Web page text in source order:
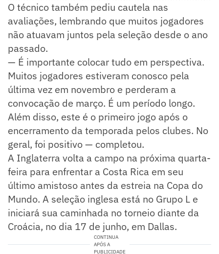
O técnico também pediu cautela nas
avaliações, lembrando que muitos jogadores
não atuavam juntos pela seleção desde o ano
passado.
— É importante colocar tudo em perspectiva.
Muitos jogadores estiveram conosco pela
última vez em novembro e perderam a
convocação de março. É um período longo.
Além disso, este é o primeiro jogo após o
encerramento da temporada pelos clubes. No
geral, foi positivo — completou.
A Inglaterra volta a campo na próxima quarta-
feira para enfrentar a Costa Rica em seu
último amistoso antes da estreia na Copa do
Mundo. A seleção inglesa está no Grupo L e
iniciará sua caminhada no torneio diante da
Croácia, no dia 17 de junho, em Dallas.
CONTINUA
APÓS A
PUBLICIDADE